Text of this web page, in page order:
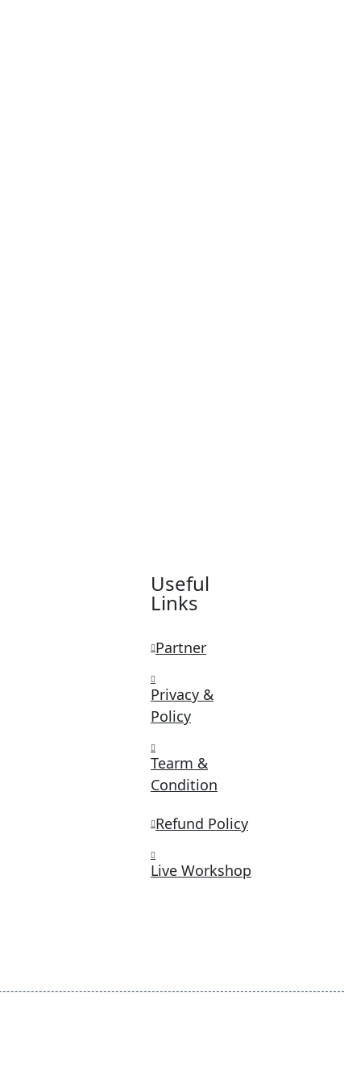
Useful
Links
Partner
Privacy &
Policy
Tearm &
Condition
Refund Policy
Live Workshop